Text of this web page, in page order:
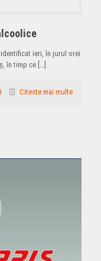
ieri, în jurul orei
în timp ce
Citeste mai multe